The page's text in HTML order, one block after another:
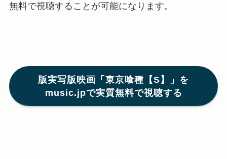
無料で視聴することが可能になります。
版実写版映画「東京喰種【S】」を
music.jpで実質無料で視聴する